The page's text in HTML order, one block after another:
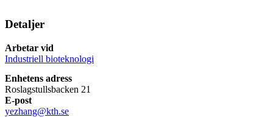
Detaljer
Arbetar vid
Industriell bioteknologi
Enhetens adress
Roslagstullsbacken 21
E-post
yezhang@kth.se